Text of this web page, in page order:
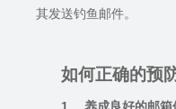
其发送钓鱼邮件。
如何正确的预